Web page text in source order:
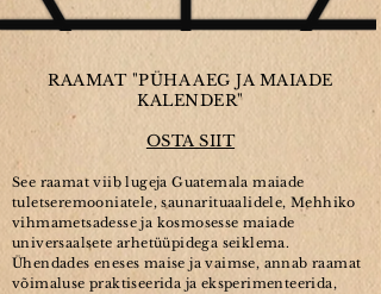
RAAMAT "PÜHA AEG JA MAIADE
KALENDER"
OSTA SIIT
See raamat viib lugeja Guatemala maiade
tuletseremooniatele, saunarituaalidele, Mehhiko
vihmametsadesse ja kosmosesse maiade
universaalsete arhetüüpidega seiklema.
Ühendades eneses maise ja vaimse, annab raamat
võimaluse praktiseerida ja eksperimenteerida,